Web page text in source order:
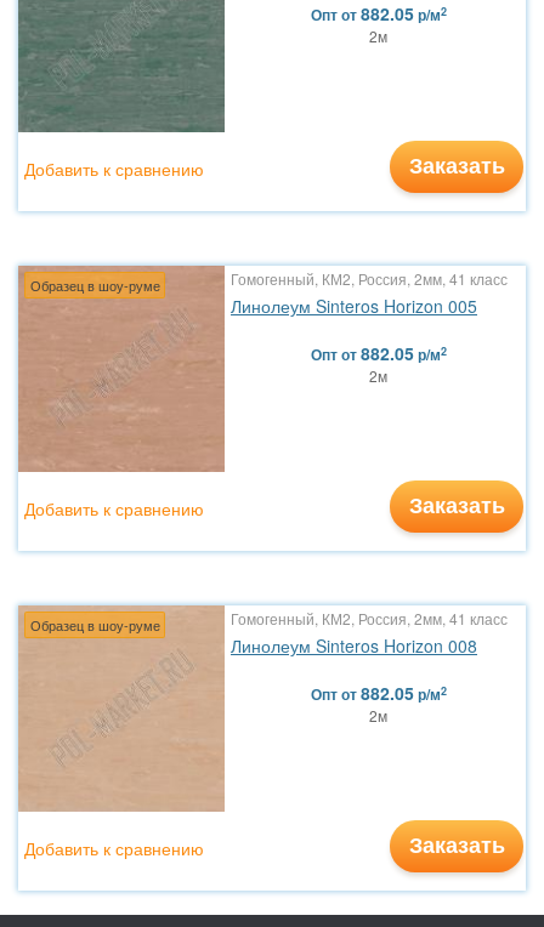
Оптот882.05р/м2
2м
Заказать
Добавить к сравнению
Образец в шоу-руме Гомогенный, КМ2, Россия, 2мм, 41 класс
Линолеум Sinteros Horizon 005
Оптот882.05р/м2
2м
Заказать
Добавить к сравнению
Образец в шоу-руме Гомогенный, КМ2, Россия, 2мм, 41 класс
Линолеум Sinteros Horizon 008
Оптот882.05р/м2
2м
Заказать
Добавить к сравнению